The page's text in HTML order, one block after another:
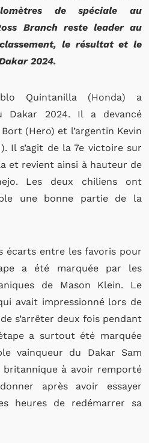
de spéciale au
Branch reste leader au
le résultat et le
2024.
Quintanilla (Honda) a
Dakar 2024. Il a devancé
(Hero) et l’argentin Kevin
Il s’agit de la 7e victoire sur
et revient ainsi à hauteur de
Les deux chiliens ont
une bonne partie de la
écarts entre les favoris pour
a été marquée par les
de Mason Klein. Le
avait impressionné lors de
s’arrêter deux fois pendant
a surtout été marquée
vainqueur du Dakar Sam
britannique à avoir remporté
après avoir essayer
heures de redémarrer sa